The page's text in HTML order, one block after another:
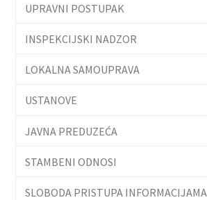
UPRAVNI POSTUPAK
INSPEKCIJSKI NADZOR
LOKALNA SAMOUPRAVA
USTANOVE
JAVNA PREDUZEĆA
STAMBENI ODNOSI
SLOBODA PRISTUPA INFORMACIJAMA